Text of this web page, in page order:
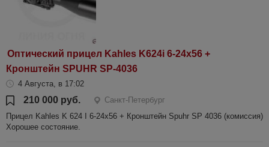
Оптический прицел Kahles K624i 6-24x56 +
Кронштейн SPUHR SP-4036
4 Августа, в 17:02
210 000 руб.
Санкт-Петербург
Прицел Kahles K 624 I 6-24x56 + Кронштейн Spuhr SP 4036 (комиссия)
Хорошее состояние.